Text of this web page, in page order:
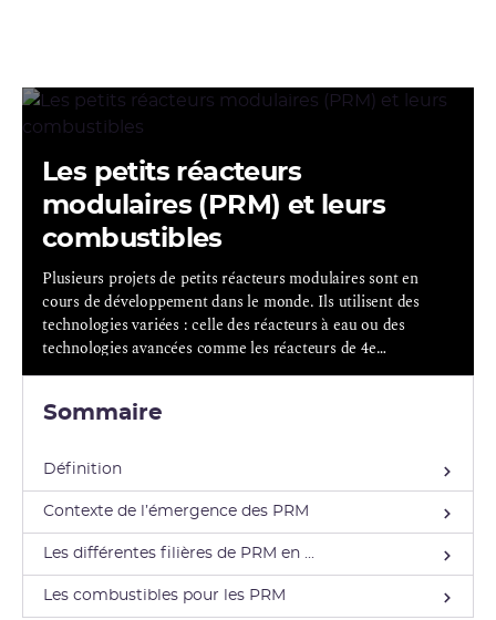
Les petits réacteurs
modulaires (PRM) et leurs
combustibles
Plusieurs projets de petits réacteurs modulaires sont en
cours de développement dans le monde. Ils utilisent des
technologies variées : celle des réacteurs à eau ou des
technologies avancées comme les réacteurs de 4e
génération.
Sommaire
Définition
Contexte de l’émergence des PRM
Les différentes filières de PRM en ...
Les combustibles pour les PRM